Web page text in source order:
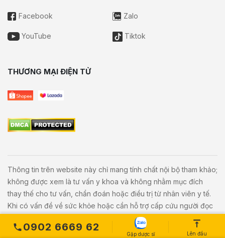
0902 6669 62
Gặp dược sĩ Lên đầu
Facebook Zalo
YouTube Tiktok
THƯƠNG MẠI ĐIỆN TỬ
Thông tin trên website này chỉ mang tính chất nội bộ tham khảo;
không được xem là tư vấn y khoa và không nhằm mục đích
thay thế cho tư vấn, chẩn đoán hoặc điều trị từ nhân viên y tế.
Khi có vấn đề về sức khỏe hoặc cần hỗ trợ cấp cứu người đọc
cần liên hệ bác sĩ và cơ sở y tế gần nhất.